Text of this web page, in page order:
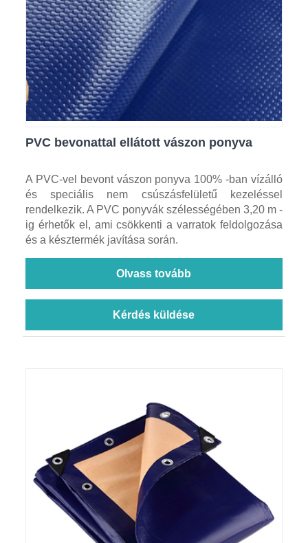
PVC bevonattal ellátott vászon ponyva
A PVC-vel bevont vászon ponyva 100% -ban vízálló
és speciális nem csúszásfelületű kezeléssel
rendelkezik. A PVC ponyvák szélességében 3,20 m -
ig érhetők el, ami csökkenti a varratok feldolgozása
és a késztermék javítása során.
Olvass tovább
Kérdés küldése